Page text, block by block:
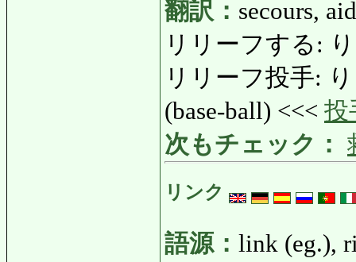
翻訳： secours,
リリーフする:
リリーフ投手:
(base-ball) <<< 投
次もチェック：
リンク
語源： link (eg.),